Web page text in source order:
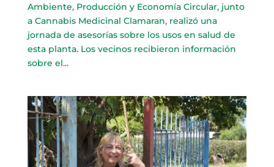
Ambiente, Producción y Economía Circular, junto
a Cannabis Medicinal Clamaran, realizó una
jornada de asesorías sobre los usos en salud de
esta planta. Los vecinos recibieron información
sobre el...